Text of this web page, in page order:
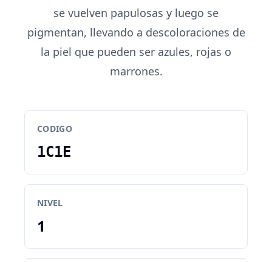
se vuelven papulosas y luego se
pigmentan, llevando a descoloraciones de
la piel que pueden ser azules, rojas o
marrones.
CODIGO
1C1E
NIVEL
1